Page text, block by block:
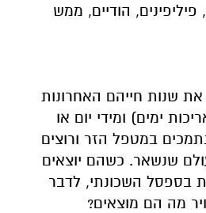
פיליפינים, הודיים, ממש
את שנות חייהם האחרונות
ימים) ומידי יום או
נתמכים במטפל הזר ורוצים
שנשאר. כשהם יוצאים
בספסל השכונתי, לדבר
מה הם מוצאים?